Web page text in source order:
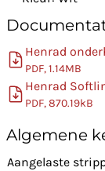
Henrad
PDF, 1.14MB
Henrad
PDF, 870.19kB
Algemene
Aangelaste